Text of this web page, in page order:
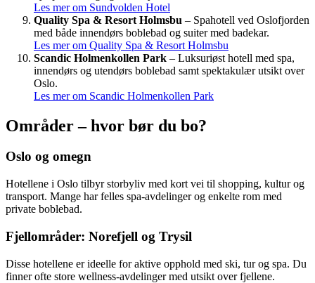
Les mer om Sundvolden Hotel
Quality Spa & Resort Holmsbu – Spahotell ved Oslofjorden
med både innendørs boblebad og suiter med badekar.
Les mer om Quality Spa & Resort Holmsbu
Scandic Holmenkollen Park – Luksuriøst hotell med spa,
innendørs og utendørs boblebad samt spektakulær utsikt over
Oslo.
Les mer om Scandic Holmenkollen Park
Områder – hvor bør du bo?
Oslo og omegn
Hotellene i Oslo tilbyr storbyliv med kort vei til shopping, kultur og
transport. Mange har felles spa-avdelinger og enkelte rom med
private boblebad.
Fjellområder: Norefjell og Trysil
Disse hotellene er ideelle for aktive opphold med ski, tur og spa. Du
finner ofte store wellness-avdelinger med utsikt over fjellene.